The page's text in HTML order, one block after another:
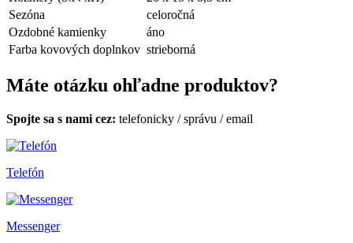
Sezóna
celoročná
Ozdobné kamienky
áno
Farba kovových doplnkov strieborná
Máte otázku ohľadne produktov?
Spojte sa s nami cez: telefonicky /správu /email
Telefón
Messenger